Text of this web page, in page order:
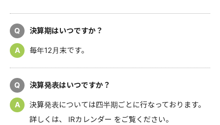
Q 決算期はいつですか？
A 毎年12月末です。
Q 決算発表はいつですか？
A
決算発表については四半期ごとに行なっております。
詳しくは、 IRカレンダー をご覧ください。